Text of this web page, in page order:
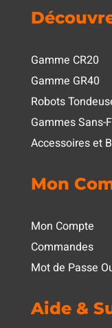
Gamme CR20
Gamme GR40
Robots
Gammes Sans-
Accessoires et
Mon
Mon Compte
Commandes
Mot de Passe
Aide &